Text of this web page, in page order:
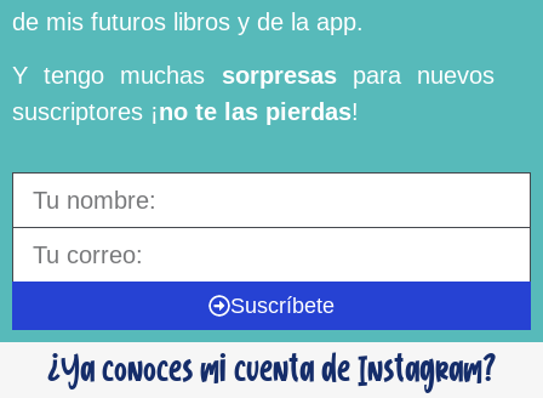
de mis futuros libros y de la app.
Y tengo muchas sorpresaspara nuevos
suscriptores ¡no te las pierdas!
Suscríbete
¿Ya conoces mi cuenta de Instagram?